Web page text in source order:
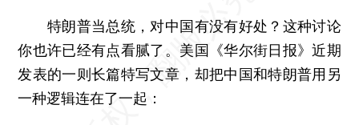
特朗普当总统，对中国有没有好处？这种讨论
你也许已经有点看腻了。美国《华尔街日报》近期
发表的一则长篇特写文章，却把中国和特朗普用另
一种逻辑连在了一起：